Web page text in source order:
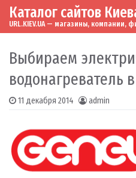
Skip to content
Main Navigation
Каталог сайтов
URL.KIEV.UA — магазины, компании,
Выбираем
водонагреватель
11 декабря 2014 admin